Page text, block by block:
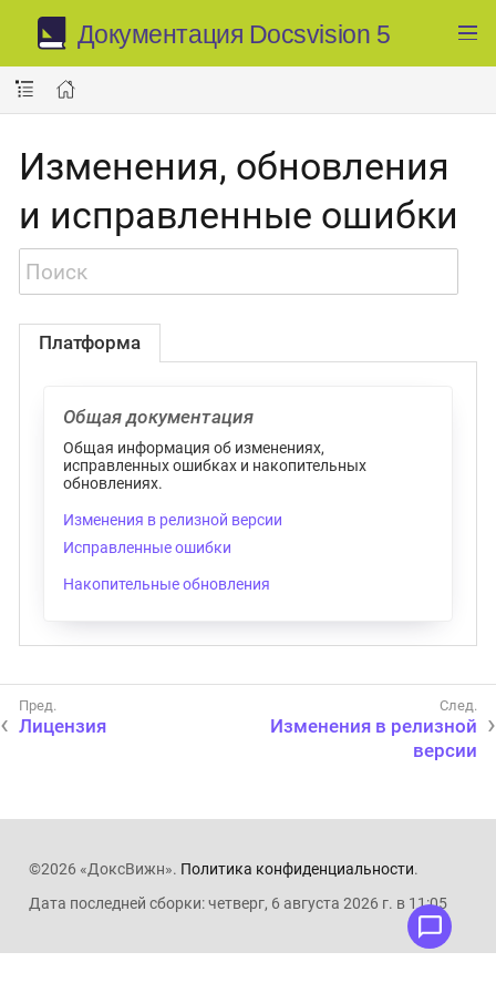
Документация Docsvision 5
Изменения, обновления
и исправленные ошибки
Платформа
Общая документация
Общая информация об изменениях,
исправленных ошибках и накопительных
обновлениях.
Изменения в релизной версии
Исправленные ошибки
Накопительные обновления
Лицензия
Изменения в релизной
версии
©2026 «ДоксВижн». Политика конфиденциальности.
Дата последней сборки: четверг, 6 августа 2026 г. в 11:05